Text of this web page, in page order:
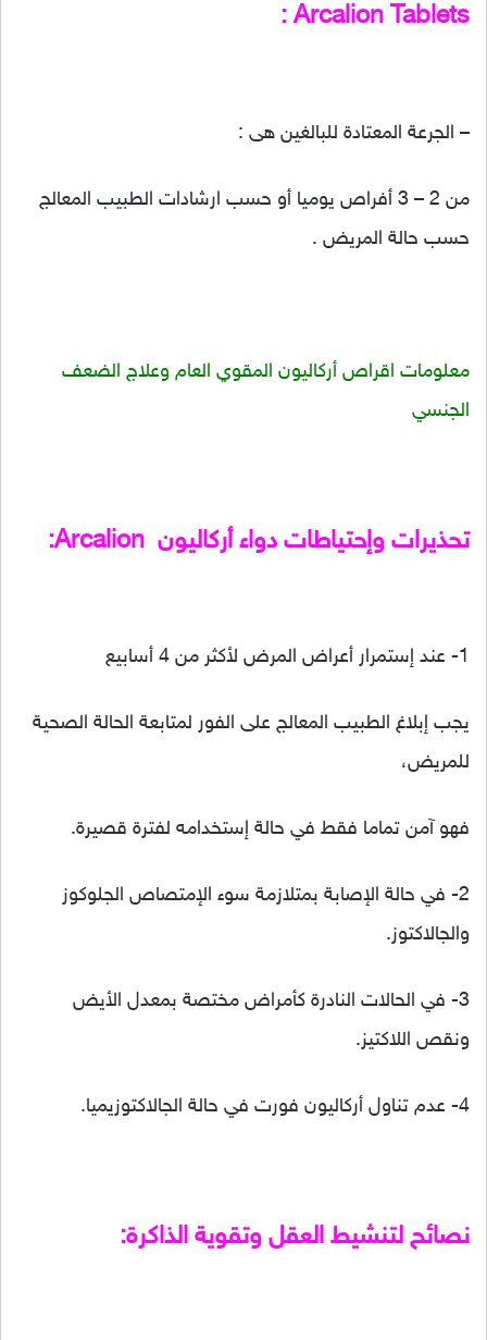
Arcalion Tablets :
– الجرعة المعتادة للبالغين هى :
من 2 – 3 أفراص يوميا أو حسب ارشادات الطبيب المعالج
حسب حالة المريض .
معلومات اقراص أركاليون المقوي العام وعلاج الضعف
الجنسي
تحذيرات وإحتياطات دواء أركاليون Arcalion:
1- عند إستمرار أعراض المرض لأكثر من 4 أسابيع
يجب إبلاغ الطبيب المعالج على الفور لمتابعة الحالة الصحية
للمريض،
فهو آمن تماما فقط في حالة إستخدامه لفترة قصيرة.
2- في حالة الإصابة بمتلازمة سوء الإمتصاص الجلوكوز
والجالاكتوز.
3- في الحالات النادرة كأمراض مختصة بمعدل الأيض
ونقص اللاكتيز.
4- عدم تناول أركاليون فورت في حالة الجالاكتوزيميا.
نصائح لتنشيط العقل وتقوية الذاكرة: